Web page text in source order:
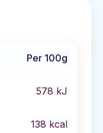
Per 100g
578 kJ
138 kcal